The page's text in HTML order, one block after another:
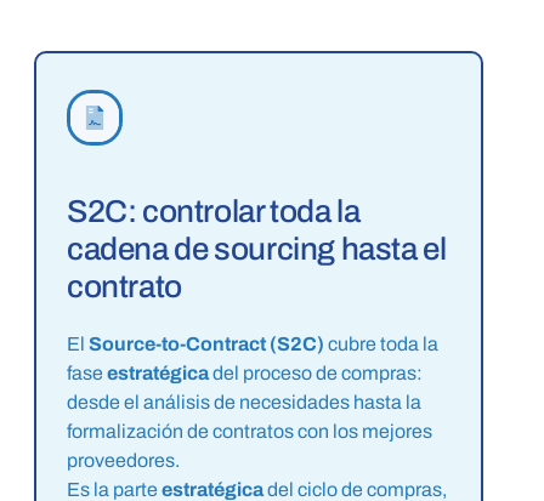
S2C: controlar toda la
cadena de sourcing hasta el
contrato
El Source-to-Contract (S2C) cubre toda la
fase estratégicadel proceso de compras:
desde el análisis de necesidades hasta la
formalización de contratos con los mejores
proveedores.
Es la parte estratégicadel ciclo de compras,